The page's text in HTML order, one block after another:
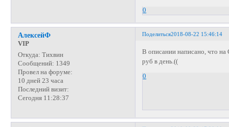
0
Поделиться2018-08-22 15:46:14
АлексейФ
VIP
Откуда: Тихвин
Сообщений: 1349
Провел на форуме:
10 дней 23 часа
Последний визит:
Сегодня 11:28:37
В описании написано, что
руб в день.((
0